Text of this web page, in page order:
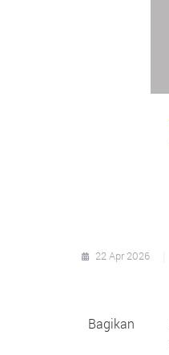
22 Apr 2026
Bagikan